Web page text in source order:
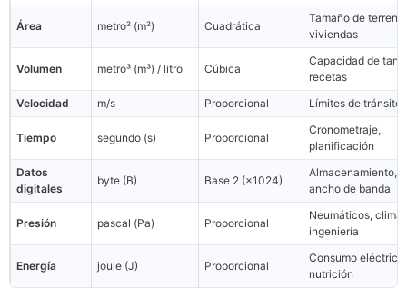
Área metro² (m²) Cuadrática
Tamaño de
viviendas
Volumen metro³ (m³) / litro Cúbica
Capacidad de
recetas
Velocidad
m/s Proporcional Límites de tránsito
Tiempo segundo (s) Proporcional
Cronometraje,
planificación
Datos
digitales
byte (B) Base 2 (×1024)
Almacenamiento,
ancho de banda
Presión pascal (Pa) Proporcional
Neumáticos, clima,
ingeniería
Energía joule (J) Proporcional
Consumo eléctrico,
nutrición